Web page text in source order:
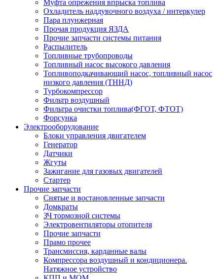
Муфта опрежения впрыска топлива
Охладитель наддувочного воздуха / интеркулер
Пара плунжерная
Прочая продукция ЯЗДА
Прочие запчасти системы питания
Распылитель
Топливные трубопроводы
Топливный насос высокого давления
Топливоподкачивающий насос, топливный насос
низкого давления (ТННД)
Турбокомпрессор
Фильтр воздушный
Фильтра очистки топлива(ФГОТ, ФТОТ)
Форсунка
Электрооборудование
Блоки управления двигателем
Генератор
Датчики
Жгуты
Зажигание для газовых двигателей
Стартер
Прочие запчасти
Снятые и востановленные запчасти
Домкраты
ЗЧ тормозной системы
Электровентиляторы отопителя
Прочие запчасти
Прамо прочее
Трансмиссия, карданные валы
Компрессора воздушный и кондиционера.
Натяжное устройство